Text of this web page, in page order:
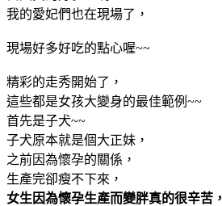
我的愛妃們也在現場了，
現場好多好吃的點心喔~~
精彩的走秀開始了，
這些都是女孩大變身的最佳範例~~
首先是子犬~~
子犬原本就是個大正妹，
之前因為懷孕的關係，
生產完卻瘦不下來，
女生因為懷孕生產而變胖真的很辛苦，